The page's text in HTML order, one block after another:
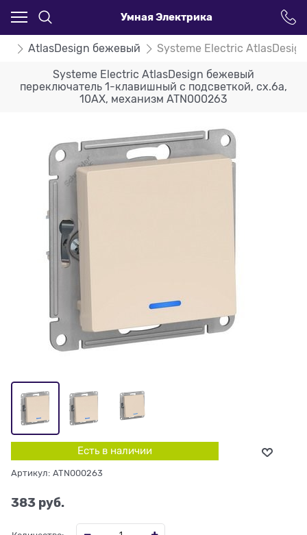
Умная Электрика
AtlasDesign бежевый Systeme Electric
Systeme Electric AtlasDesign бежевый
переключатель 1-клавишный с подсветкой, сх.6а,
10АХ, механизм ATN000263
Есть в наличии
Артикул: ATN000263
383 руб.